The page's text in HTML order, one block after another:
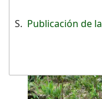
S. Publicación de